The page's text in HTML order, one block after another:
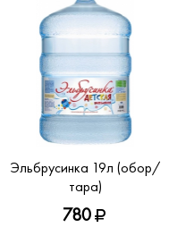
Эльбрусинка 19л (обор/
тара)
780